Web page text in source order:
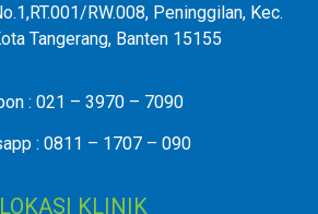
RW.008, Peninggilan, Kec.
Tangerang, Banten 15155
: 021 – 3970 – 7090
: 0811 – 1707 – 090
LOKASI KLINIK